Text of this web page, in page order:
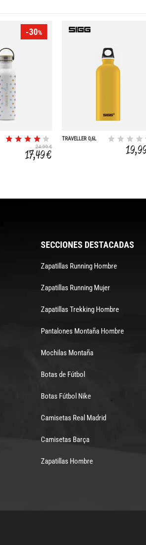
-30%
24,99 €
17,49 €
TRAVELLER 0,6L
SECCIONES DESTACADAS
Zapatillas Running Hombre
Zapatillas Running Mujer
Zapatillas Trekking Hombre
Pantalones Montaña Hombre
Mochilas Montaña
Botas de Fútbol
Botas Fútbol Nike
Camisetas Real Madrid
Camisetas Barça
Zapatillas Hombre